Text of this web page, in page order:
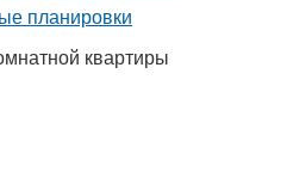
квартиры